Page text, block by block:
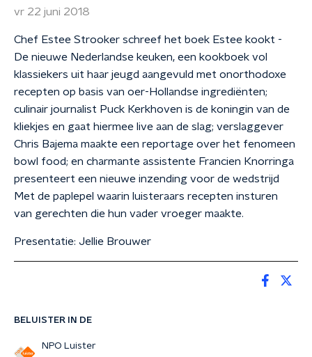
BELUISTER IN DE
NPO Luister
vr 22 juni 2018
Chef Estee Strooker schreef het boek Estee kookt -
De nieuwe Nederlandse keuken, een kookboek vol
klassiekers uit haar jeugd aangevuld met onorthodoxe
recepten op basis van oer-Hollandse ingrediënten;
culinair journalist Puck Kerkhoven is de koningin van de
kliekjes en gaat hiermee live aan de slag; verslaggever
Chris Bajema maakte een reportage over het fenomeen
bowl food; en charmante assistente Francien Knorringa
presenteert een nieuwe inzending voor de wedstrijd
Met de paplepel waarin luisteraars recepten insturen
van gerechten die hun vader vroeger maakte.
Presentatie: Jellie Brouwer